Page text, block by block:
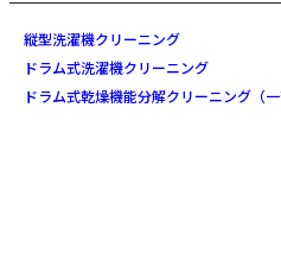
縦型洗濯機クリーニング
ドラム式洗濯機クリーニング
ドラム式乾燥機能分解クリーニング（一